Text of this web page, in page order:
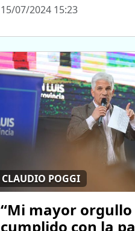
15/07/2024 15:23
CLAUDIO POGGI
“Mi mayor orgullo
cumplido con la